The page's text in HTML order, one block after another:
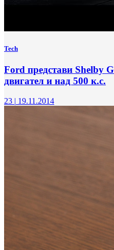
Tech
Ford представи Shelby
двигател и над 500 к.с.
23 | 19.11.2014